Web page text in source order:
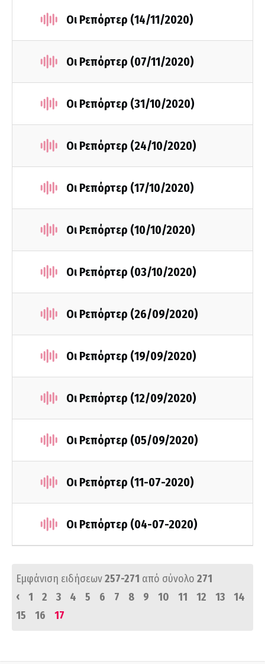
Οι Ρεπόρτερ (14/11/2020)
Οι Ρεπόρτερ (07/11/2020)
Οι Ρεπόρτερ (31/10/2020)
Οι Ρεπόρτερ (24/10/2020)
Οι Ρεπόρτερ (17/10/2020)
Οι Ρεπόρτερ (10/10/2020)
Οι Ρεπόρτερ (03/10/2020)
Οι Ρεπόρτερ (26/09/2020)
Οι Ρεπόρτερ (19/09/2020)
Οι Ρεπόρτερ (12/09/2020)
Οι Ρεπόρτερ (05/09/2020)
Οι Ρεπόρτερ (11-07-2020)
Οι Ρεπόρτερ (04-07-2020)
Εμφάνιση ειδήσεων257-271 από σύνολο 271
‹
1 2 3 4 5 6 7 8 9 10 11 12 13
14
15
16 17